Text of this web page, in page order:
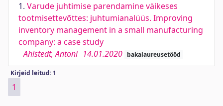
1. Varude juhtimise parendamine väikeses
tootmisettevõttes: juhtumianalüüs. Improving
inventory management in a small manufacturing
company: a case study
Ahlstedt, Antoni 14.01.2020 bakalaureusetööd
Kirjeid leitud: 1
1